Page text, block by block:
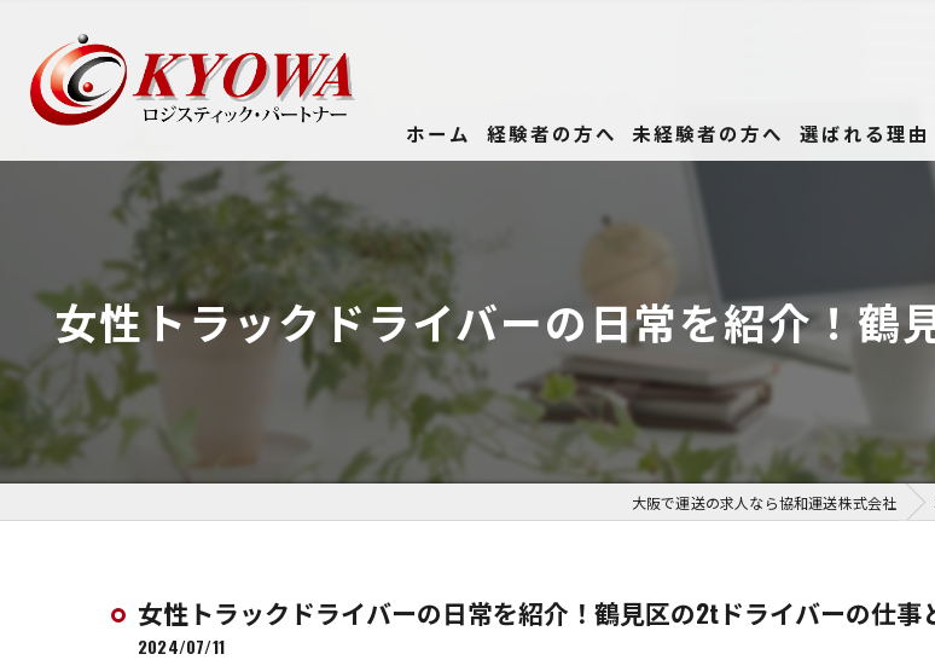
ホーム 経験者の方へ 未経験者の方へ 選ばれる理由
女性トラックドライバーの日常を紹介！鶴
大阪で運送の求人なら協和運送株式会社
女性トラックドライバーの日常を紹介！鶴見区の2tドライバーの仕事
2024/07/11